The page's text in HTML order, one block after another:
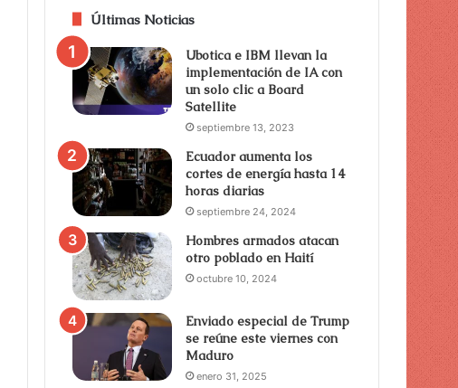
Últimas Noticias
Ubotica e IBM llevan la
implementación de IA con
un solo clic a Board
Satellite
septiembre 13, 2023
Ecuador aumenta los
cortes de energía hasta 14
horas diarias
septiembre 24, 2024
Hombres armados atacan
otro poblado en Haití
octubre 10, 2024
Enviado especial de Trump
se reúne este viernes con
Maduro
enero 31, 2025